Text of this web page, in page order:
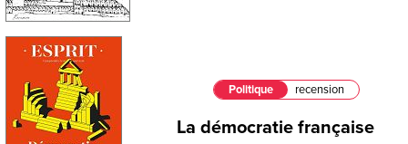
Politique recension
La démocratie française